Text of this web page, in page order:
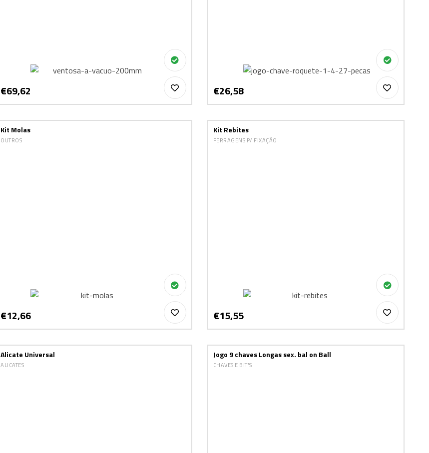
€69,62 €26,58
Kit Molas
OUTROS
€12,66
Kit Rebites
FERRAGENS P/ FIXAÇÃO
€15,55
Alicate Universal
ALICATES
Jogo 9 chaves Longas sex. bal on Ball
CHAVES E BIT'S